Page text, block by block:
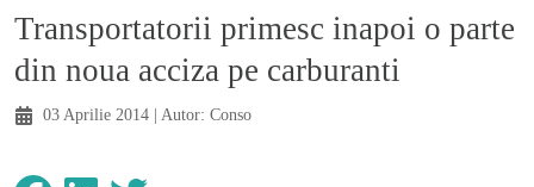
Transportatorii primesc inapoi o parte
din noua acciza pe carburanti
03 Aprilie 2014 | Autor: Conso